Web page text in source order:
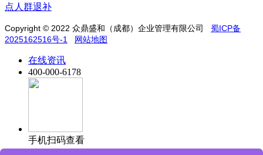
点人群退补
Copyright © 2022 众鼎盛和（成都）企业管理有限公司 蜀ICP备
2025162516号-1
网站地图
在线资讯
400-000-6178
手机扫码查看